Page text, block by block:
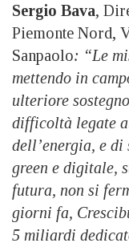
Sergio Bava,
Piemonte Nord,
Sanpaolo: “Le
mettendo in
ulteriore
difficoltà legate
dell’energia, e
green e digitale,
futura, non si
giorni fa,
5 miliardi